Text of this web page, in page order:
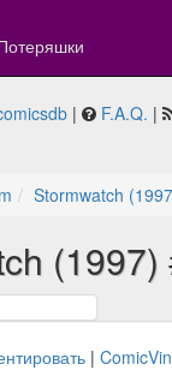
| F.A.Q. |
Stormwatch
|